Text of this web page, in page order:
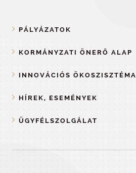
PÁLYÁZATOK
KORMÁNYZATI ÖNERŐ ALAP
INNOVÁCIÓS ÖKOSZISZTÉMA
HÍREK, ESEMÉNYEK
ÜGYFÉLSZOLGÁLAT